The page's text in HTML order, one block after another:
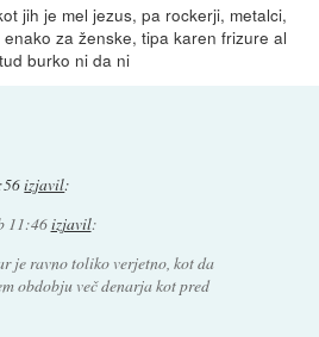
jih je mel jezus, pa rockerji, metalci,
za ženske, tipa karen frizure al
burko ni da ni
izjavil:
11:46izjavil:
je ravno toliko verjetno, kot da
obdobju več denarja kot pred